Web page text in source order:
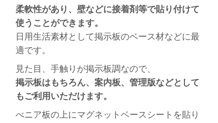
柔軟性があり、壁などに接着剤等で貼り付けて
使うことができます。
日用生活素材として掲示板のベース材などに最
適です。
見た目、手触りが掲示板調なので、
掲示板はもちろん、案内板、管理版などとして
もご利用いただけます。
べニア板の上にマグネットベースシートを貼り